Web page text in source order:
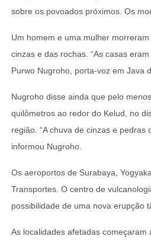
sobre os povoados próximos. Os
Um homem e uma mulher
cinzas e das rochas. “As casas
Purwo Nugroho, porta-voz em Java
Nugroho disse ainda que pelo
quilômetros ao redor do Kelud, no
região. “A chuva de cinzas e pedras
informou Nugroho.
Os aeroportos de Surabaya,
Transportes. O centro de
possibilidade de uma nova erupção
As localidades afetadas